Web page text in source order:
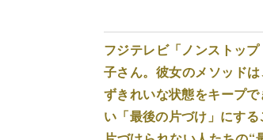
フジテレビ「ノンストッ
子さん。彼女のメソッド
ずきれいな状態をキープ
い「最後の片づけ」にす